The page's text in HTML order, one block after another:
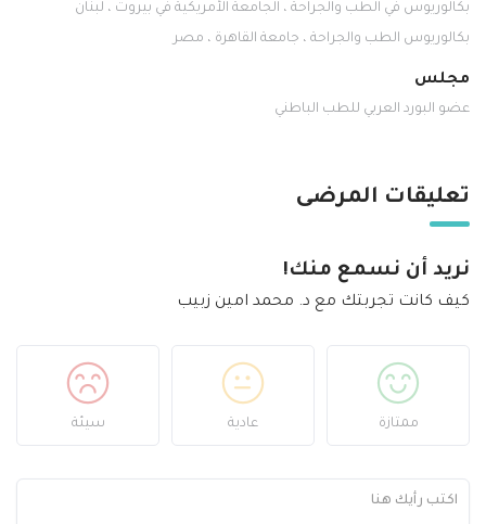
بكالوريوس في الطب والجراحة ، الجامعة الأمريكية في بيروت ، لبنان
بكالوريوس الطب والجراحة ، جامعة القاهرة ، مصر
مجلس
عضو البورد العربي للطب الباطني
تعليقات المرضى
نريد أن نسمع منك!
كيف كانت تجربتك مع د. محمد امين زبيب
ممتازة عادية سيئة